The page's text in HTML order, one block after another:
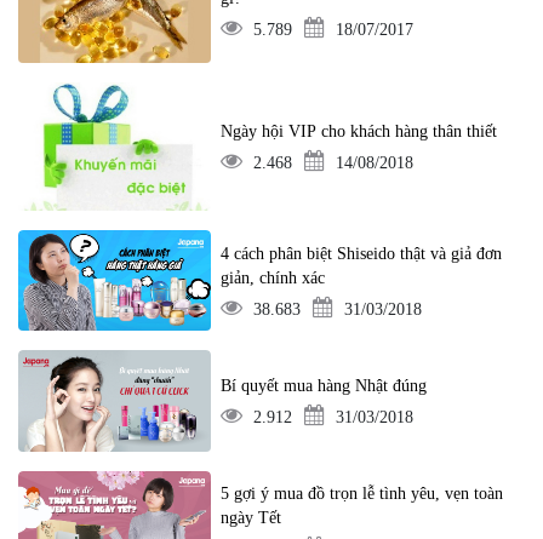
5.789
18/07/2017
Ngày hội VIP cho khách hàng thân thiết
2.468
14/08/2018
4 cách phân biệt Shiseido thật và giả đơn
giản, chính xác
38.683
31/03/2018
Bí quyết mua hàng Nhật đúng
2.912
31/03/2018
5 gợi ý mua đồ trọn lễ tình yêu, vẹn toàn
ngày Tết